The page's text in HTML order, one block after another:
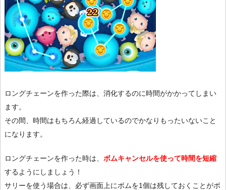
ロングチェーンを作った際は、消化するのに時間がかかってしまい
ます。
その間、時間はもちろん経過しているのでかなりもったいないこと
になります。
ロングチェーンを作った時は、 ボムキャンセルを使って時間を短縮
するようにしましょう！
サリーを使う場合は、必ず画面上にボムを1個は残しておくことがポ